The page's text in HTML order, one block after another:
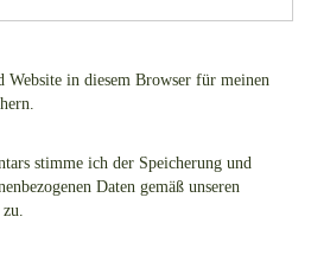
Website in diesem Browser für meinen
stimme ich der Speicherung und
Daten gemäß unseren
zu.